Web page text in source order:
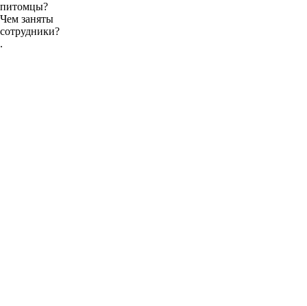
питомцы?
Чем заняты
сотрудники?
.